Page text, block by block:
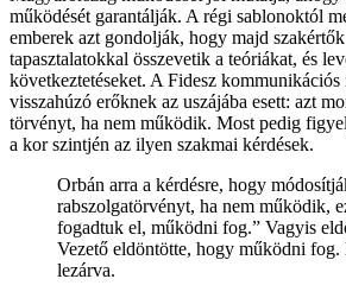
működését garantálják. A régi sablonoktól
emberek azt gondolják, hogy majd
tapasztalatokkal összevetik a teóriákat, és
következtetéseket. A Fidesz kommunikációs
visszahúzó erőknek az uszájába esett: azt
törvényt, ha nem működik. Most pedig
a kor szintjén az ilyen szakmai kérdések.
Orbán arra a kérdésre, hogy
rabszolgatörvényt, ha nem működik,
fogadtuk el, működni fog.” Vagyis
Vezető eldöntötte, hogy működni fog.
lezárva.